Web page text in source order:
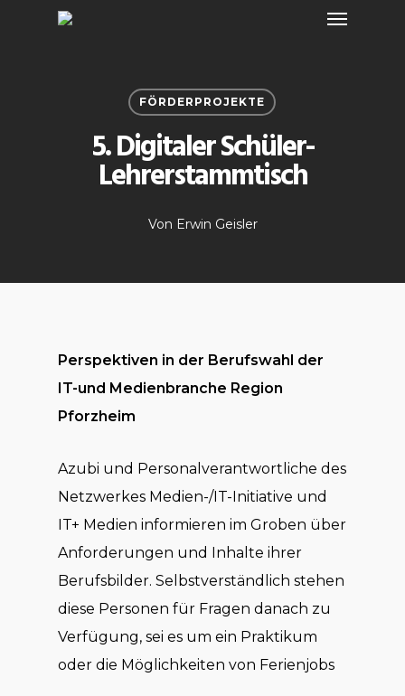
Menu
FÖRDERPROJEKTE
5. Digitaler Schüler-
Lehrerstammtisch
Von Erwin Geisler
Perspektiven in der Berufswahl der
IT-und Medienbranche Region
Pforzheim
Azubi und Personalverantwortliche des
Netzwerkes Medien-/IT-Initiative und
IT+ Medien informieren im Groben über
Anforderungen und Inhalte ihrer
Berufsbilder. Selbstverständlich stehen
diese Personen für Fragen danach zu
Verfügung, sei es um ein Praktikum
oder die Möglichkeiten von Ferienjobs